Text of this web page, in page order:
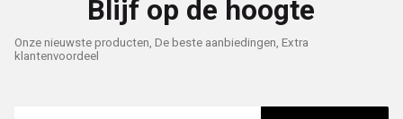
Blijf op de hoogte
Onze nieuwste producten, De beste aanbiedingen, Extra
klantenvoordeel